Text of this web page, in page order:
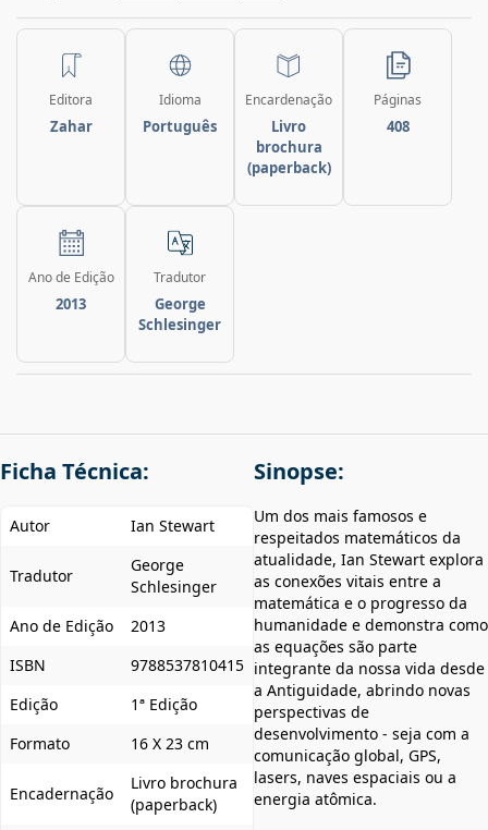
Editora
Zahar
Idioma
Português
Encardenação
Livro
brochura
(paperback)
Páginas
408
Ano de Edição
2013
Tradutor
George
Schlesinger
Ficha Técnica:
Autor Ian Stewart
Tradutor
George
Schlesinger
Ano de Edição
2013
ISBN
9788537810415
Edição
1ª Edição
Formato
16 X 23 cm
Encadernação
Livro brochura
(paperback)
Sinopse:
Um dos mais famosos e
respeitados matemáticos da
atualidade, Ian Stewart explora
as conexões vitais entre a
matemática e o progresso da
humanidade e demonstra como
as equações são parte
integrante da nossa vida desde
a Antiguidade, abrindo novas
perspectivas de
desenvolvimento - seja com a
comunicação global, GPS,
lasers, naves espaciais ou a
energia atômica.